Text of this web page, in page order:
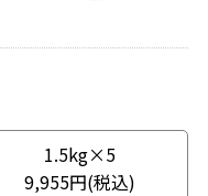
1.5kg×5
9,955円(税込)